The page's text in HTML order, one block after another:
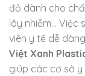
đỏ dành cho
lây nhiễm… Việc
viên y tế dễ
Việt Xanh
giúp các cơ sở